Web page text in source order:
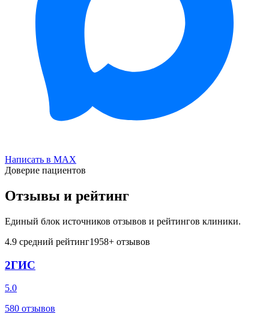
Написать в MAX
Доверие пациентов
Отзывы и рейтинг
Единый блок источников отзывов и рейтингов клиники.
4.9 средний рейтинг1958+ отзывов
2ГИС
5.0
580 отзывов